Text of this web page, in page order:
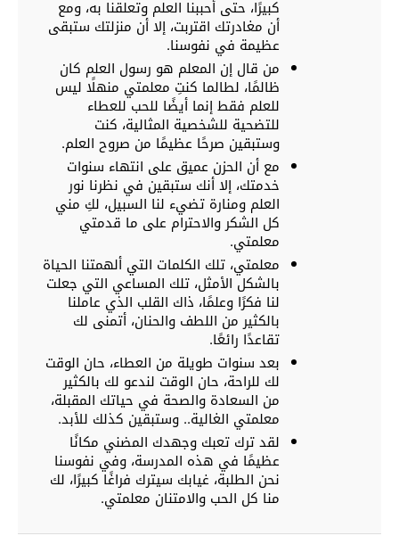
كبيرًا، حتى أحببنا العلم وتعلقنا به، ومع
أن مغادرتك اقتربت، إلا أن منزلتك ستبقى
عظيمة في نفوسنا.
من قال إن المعلم هو رسول العلم كان
ظالمًا، لطالما كنتِ معلمتي منهلًا ليس
للعلم فقط إنما أيضًا للحب للعطاء
للتضحية للشخصية المثالية، كنت
وستبقين صرحًا عظيمًا من صروح العلم.
مع أن الحزن عميق على انتهاء سنوات
خدمتك، إلا أنك ستبقين في نظرنا نور
العلم ومنارة تضيء لنا السبيل، لكِ مني
كل الشكر والاحترام على ما قدمتي
معلمتي.
معلمتي، تلك الكلمات التي ألهمتنا الحياة
بالشكل الأمثل، تلك المساعي التي جعلت
لنا فكرًا وعلمًا، ذاك القلب الذي عاملنا
بالكثير من اللطف والحنان، أتمنى لك
تقاعدًا رائعًا.
بعد سنوات طويلة من العطاء، حان الوقت
لك للراحة، حان الوقت لندعو لك بالكثير
من السعادة والصحة في حياتك المقبلة،
معلمتي الغالية.. وستبقين كذلك للأبد.
لقد ترك تعبك وجهدك المضني مكانًا
عظيمًا في هذه المدرسة، وفي نفوسنا
نحن الطلبة، غيابك سيترك فراغًا كبيرًا، لك
منا كل الحب والامتنان معلمتي.